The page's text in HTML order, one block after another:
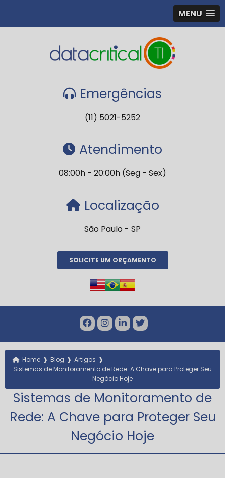
MENU
Emergências
(11) 5021-5252
Atendimento
08:00h - 20:00h (Seg - Sex)
Localização
São Paulo - SP
SOLICITE UM ORÇAMENTO
Home ❱ Blog ❱ Artigos ❱
Sistemas de Monitoramento de Rede: A Chave para Proteger Seu
Negócio Hoje
Sistemas de Monitoramento de
Rede: A Chave para Proteger Seu
Negócio Hoje